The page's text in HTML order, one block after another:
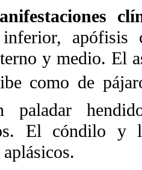
apófisis
y medio. El
como de
paladar
El cóndilo y